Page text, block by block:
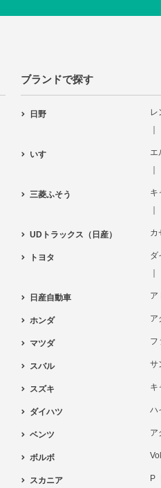
ブランドで探す
日野 レ
いすゞ エ
三菱ふそう キ
UDトラックス（日産） カ
トヨタ ダ
日産自動車 ア
ホンダ ア
マツダ フ
スバル サ
スズキ キ
ダイハツ ハ
ベンツ ア
ボルボ
スカニア P